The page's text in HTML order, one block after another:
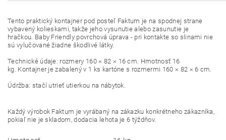
Tento praktický kontajner pod posteľ Faktum je na spodnej strane
vybavený kolieskami, takže jeho vysunutie alebo zasunutie je
hračkou. Baby Friendly povrchová úprava - pri kontakte so slinami nie
sú vylučované žiadne škodlivé látky.
Technické údaje: rozmery 160 × 82 × 16 cm. Hmotnosť 16
kg. Kontajner je zabalený v 1 ks kartóne s rozmermi 160 × 82 × 6 cm.
Údržba: stačí utrieť utierkou na nábytok.
Každý výrobok Faktum je vyrábaný na zákazku konkrétneho zákazníka,
pokiaľ nie je skladom, dodacia lehota je 6 týždňov.